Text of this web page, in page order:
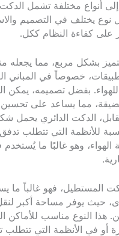
أنواع مختلفة تشمل الدكت
نوع يختلف في التصميم
على كفاءة النظام ككل.
بشكل مربع، مما يجعله
خصوصاً في المباني
بفضل تصميمه، يمكن
مما يساعد على
الدكت الدائري يحمل
للأنظمة التي تتطلب
الهواء، وهو غالبًا ما
المستطيل، فهو غالباً ما
حيث يوفر مساحة أكبر
هذا النوع مناسب للأماكن
أو في الأنظمة التي تتطلب